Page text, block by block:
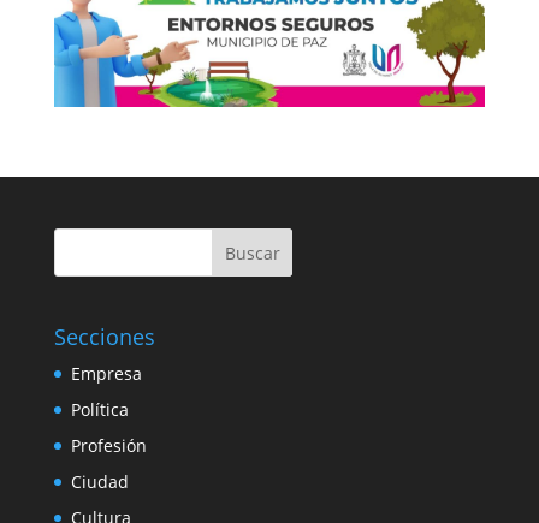
Buscar
Secciones
Empresa
Política
Profesión
Ciudad
Cultura